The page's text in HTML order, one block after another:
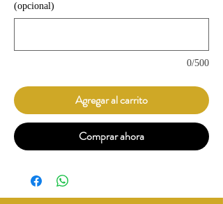
(opcional)
0/500
Agregar al carrito
Comprar ahora